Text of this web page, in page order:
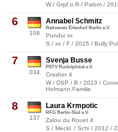
W / Grpf.o.R / Palom /
6
108
Annabel Schmitz
Reitverein Erlenhof Berlin e.V.
Pundui xx
S / xx / F / 2015 / Bully
7
034
Svenja Busse
PSTV Rudolphital e.V.
Crasher 4
W / DSP / B / 2013 /
Hofmann,Familie
8
137
Laura Krmpotic
RFG Berlin-Süd e.V.
Zalou du Rouet 4
S / Meckl. / Schi / 2012 /